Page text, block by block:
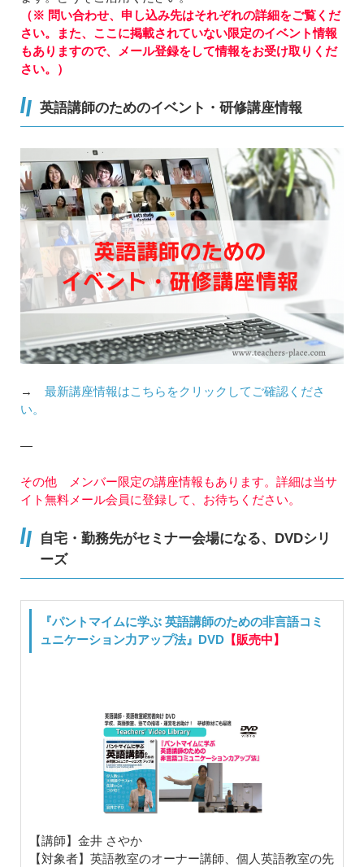
（※ 問い合わせ、申し込み先はそれぞれの詳細をご覧くだ
さい。また、ここに掲載されていない限定のイベント情報
もありますので、メール登録をして情報をお受け取りくだ
さい。）
英語講師のためのイベント・研修講座情報
→最新講座情報はこちらをクリックしてご確認くださ
い。
—
その他 メンバー限定の講座情報もあります。詳細は当サ
イト無料メール会員に登録して、お待ちください。
自宅・勤務先がセミナー会場になる、DVDシリ
ーズ
『パントマイムに学ぶ 英語講師のための非言語コミ
ュニケーション力アップ法』DVD 【販売中】
【講師】金井 さやか
【対象者】英語教室のオーナー講師、個人英語教室の先